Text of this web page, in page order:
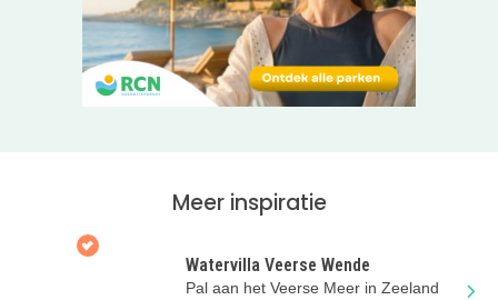
autominuten, Walibi is een half uur rijden!
Speciale Kidsproof korting
Ontvang 10% korting met code KIDS10op een weekend,
midweek of vakantie. Extra leuk: De Kidsproof korting geldt
de website van RCN Zeewolde!
Meer inspiratie
Watervilla Veerse Wende
Pal aan het Veerse Meer in Zeeland